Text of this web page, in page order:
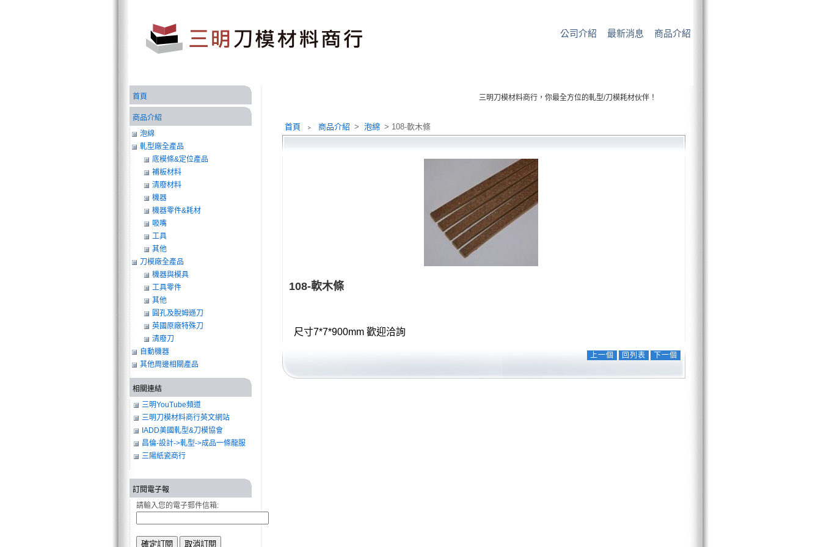
公司介紹 最新消息 商品介紹
三明刀模材料商行，你最全方位的軋型/刀模耗材伙伴！
首頁 ﹥ 商品介紹 > 泡綿 > 108-軟木條
108-軟木條
尺寸7*7*900mm 歡迎洽詢
上一個 回列表 下一個
首頁
商品介紹
泡綿
軋型廠全產品
底模條&定位產品
補板材料
清廢材料
機器
機器零件&耗材
吸嘴
工具
其他
刀模廠全產品
機器與模具
工具零件
其他
圓孔及脫姆遜刀
英國原廠特殊刀
清廢刀
自動機器
其他周邊相關產品
相關連結
三明YouTube頻道
三明刀模材料商行英文網站
IADD美國軋型&刀模協會
昌倫-設計->軋型->成品一條龍服
務
三陽紙瓷商行
訂閱電子報
請輸入您的電子郵件信箱: